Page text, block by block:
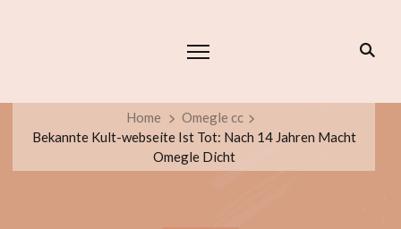
Home
Omegle cc
Bekannte Kult-webseite Ist Tot: Nach 14 Jahren Macht
Omegle Dicht